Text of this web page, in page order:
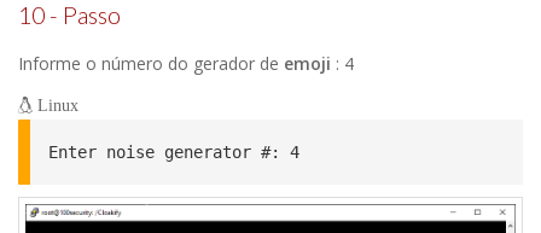
10 - Passo
Informe o número do gerador de emoji : 4
Linux
Enter noise generator #: 4